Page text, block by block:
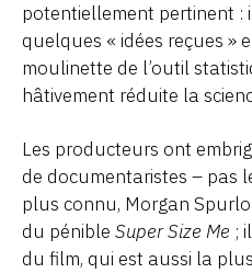
potentiellement pertinent :
quelques « idées reçues »
moulinette de l’outil
hâtivement réduite la
Les producteurs ont
de documentaristes – pas
plus connu, Morgan
du pénible Super Size Me ;
du film, qui est aussi la